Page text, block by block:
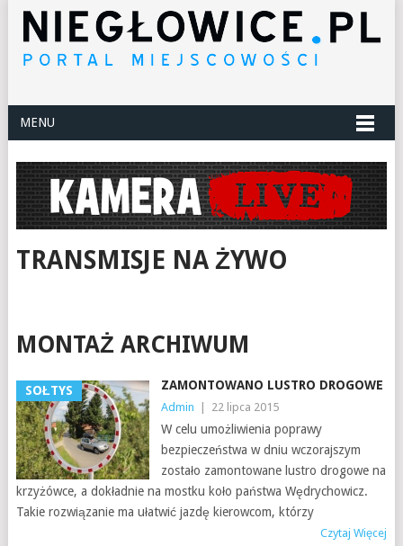
MENU
TRANSMISJE NA ŻYWO
MONTAŻ ARCHIWUM
SOŁTYS ZAMONTOWANO LUSTRO DROGOWE
Admin 22 lipca 2015
W celu umożliwienia poprawy
bezpieczeństwa w dniu wczorajszym
zostało zamontowane lustro drogowe na
krzyżówce, a dokładnie na mostku koło państwa Wędrychowicz.
Takie rozwiązanie ma ułatwić jazdę kierowcom, którzy
Czytaj Więcej